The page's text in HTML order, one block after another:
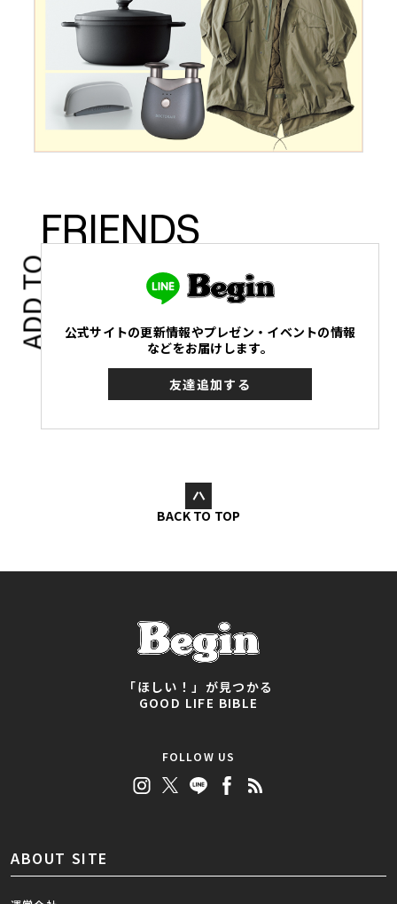
ADD TO
FRIENDS
公式サイトの更新情報やプレゼン・イベントの情報
などをお届けします。
友達追加する
BACK TO TOP
「ほしい！」が見つかる
GOOD LIFE BIBLE
FOLLOW US
ABOUT SITE